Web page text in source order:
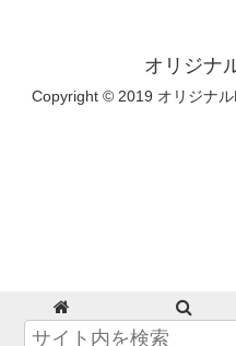
オリジナ
Copyright © 2019 オリジナ
ホーム